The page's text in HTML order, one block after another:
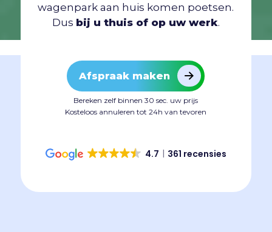
wagenpark aan huis komen poetsen.
Dus bij u thuis of op uw werk.
Afspraak maken
Bereken zelf binnen 30 sec. uw prijs
Kosteloos annuleren tot 24h van tevoren
4.7 361 recensies